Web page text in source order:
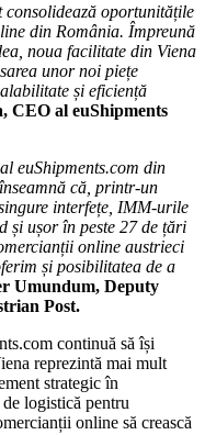
consolidează oportunitățile
din România. Împreună
noua facilitate din Viena
unor noi piețe
și eficiență
CEO al euShipments
euShipments.com din
că, printr-un
interfețe, IMM-urile
și ușor în peste 27 de țări
online austrieci
și posibilitatea de a
Umundum, Deputy
Post.
continuă să își
reprezintă mai mult
strategic în
logistică pentru
online să crească